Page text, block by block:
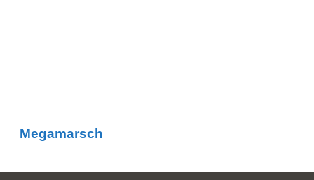
Megamarsch